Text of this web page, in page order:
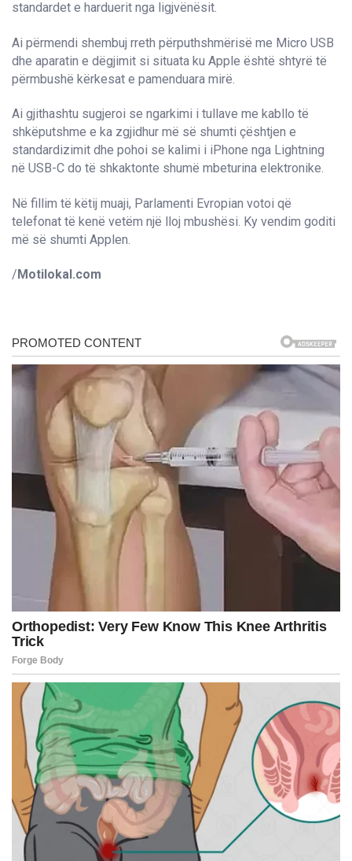
standardet e harduerit nga ligjvënësit.
Ai përmendi shembuj rreth përputhshmërisë me Micro USB
dhe aparatin e dëgjimit si situata ku Apple është shtyrë të
përmbushë kërkesat e pamenduara mirë.
Ai gjithashtu sugjeroi se ngarkimi i tullave me kabllo të
shkëputshme e ka zgjidhur më së shumti çështjen e
standardizimit dhe pohoi se kalimi i iPhone nga Lightning
në USB-C do të shkaktonte shumë mbeturina elektronike.
Në fillim të këtij muaji, Parlamenti Evropian votoi që
telefonat të kenë vetëm një lloj mbushësi. Ky vendim goditi
më së shumti Applen.
/ Motilokal.com